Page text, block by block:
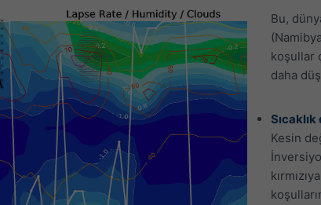
Bu,
koşullar
daha
Sıcaklık
Kesin